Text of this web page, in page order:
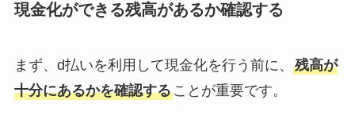
現金化ができる残高があるか確認する
まず、d払いを利用して現金化を行う前に、 残高が
十分にあるかを確認することが重要です。